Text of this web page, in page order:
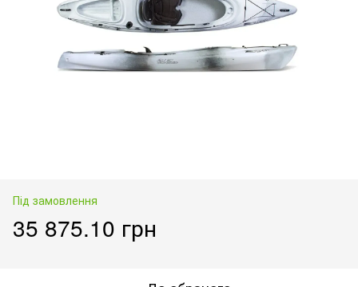
Під замовлення
35 875.10 грн